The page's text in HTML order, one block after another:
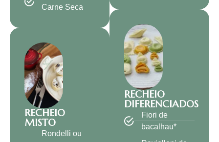
Carne Seca
RECHEIO
MISTO
Rondelli ou
RECHEIO
DIFERENCIADOS
Fiori de
bacalhau*